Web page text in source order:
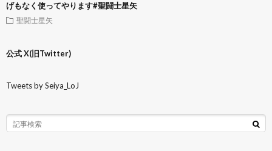
げもなく使ってやります#聖闘士星矢
聖闘士星矢
公式 X(旧Twitter)
Tweets by Seiya_LoJ